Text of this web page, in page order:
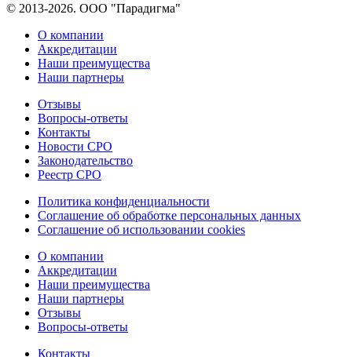
© 2013-2026. ООО "Парадигма"
О компании
Аккредитации
Наши преимущества
Наши партнеры
Отзывы
Вопросы-ответы
Контакты
Новости СРО
Законодательство
Реестр СРО
Политика конфиденциальности
Соглашение об обработке персональных данных
Соглашение об использовании cookies
О компании
Аккредитации
Наши преимущества
Наши партнеры
Отзывы
Вопросы-ответы
Контакты